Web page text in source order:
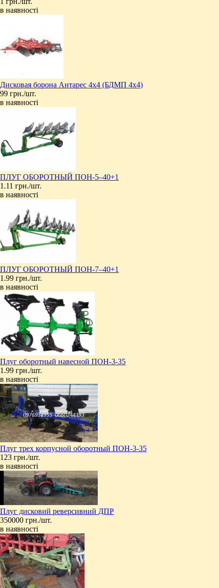
в наявності
Дисковая борона Антарес 4х4 (БДМП 4х4)
99 грн./шт.
в наявності
ПЛУГ ОБОРОТНЫЙ ПОН-5‒40+1
1.11 грн./шт.
в наявності
ПЛУГ ОБОРОТНЫЙ ПОН-7‒40+1
1.99 грн./шт.
в наявності
Плуг оборотный навесной ПОН-3-35
1.99 грн./шт.
в наявності
​Плуг трех корпусной оборотный ПОН-3-35
123 грн./шт.
в наявності
Плуг дисковий реверсивний ДПР
350000 грн./шт.
в наявності